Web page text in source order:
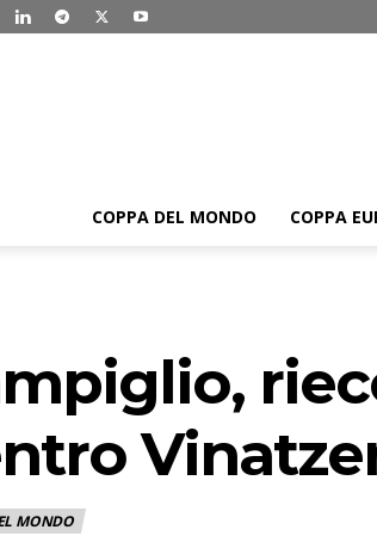
COPPA DEL MONDO COPPA
MONDO